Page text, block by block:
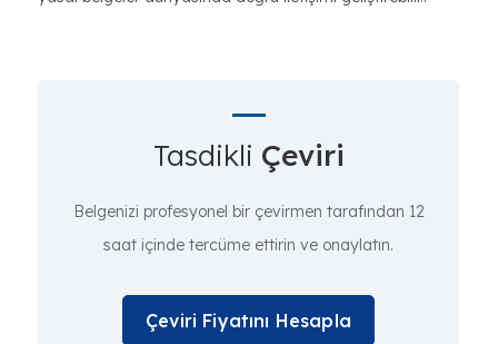
Tasdikli Çeviri
Belgenizi profesyonel bir çevirmen tarafından 12
saat içinde tercüme ettirin ve onaylatın.
Çeviri Fiyatını Hesapla